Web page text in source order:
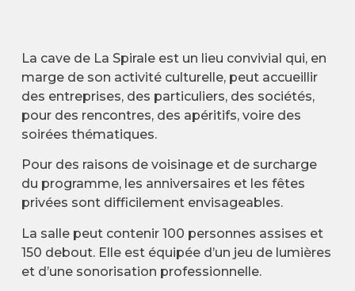
La cave de La Spirale est un lieu convivial qui, en
marge de son activité culturelle, peut accueillir
des entreprises, des particuliers, des sociétés,
pour des rencontres, des apéritifs, voire des
soirées thématiques.
Pour des raisons de voisinage et de surcharge
du programme, les anniversaires et les fêtes
privées sont difficilement envisageables.
La salle peut contenir 100 personnes assises et
150 debout. Elle est équipée d’un jeu de lumières
et d’une sonorisation professionnelle.